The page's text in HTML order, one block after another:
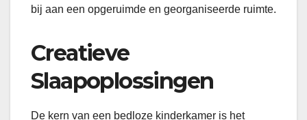
bij aan een opgeruimde en georganiseerde ruimte.
Creatieve
Slaapoplossingen
De kern van een bedloze kinderkamer is het